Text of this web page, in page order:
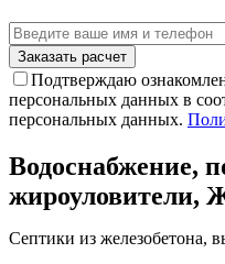
Подтверждаю
персональных данных в
персональных данных.
Водоснабжение,
жироуловители,
Септики из железобетона,